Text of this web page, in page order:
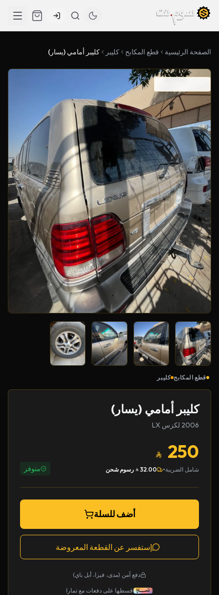
الصفحة الرئيسية قطع المكابح كليبر كليبر أمامي (يسار)
قطع المكابح كليبر
كليبر أمامي (يسار)
2006 لكزس LX
250
شامل الضريبة•
32.00 رسوم شحن متوفر
أضف للسلة
إستفسر عن القطعة المعروضة
دفع آمن (مدى، فيزا، أبل باي)
قسطها على دفعات مع تمارا